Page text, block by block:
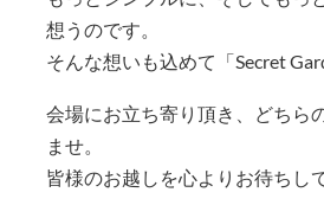
想うのです。
そんな想いも込めて「Secret
会場にお立ち寄り頂き、どちら
ませ。
皆様のお越しを心よりお待ちし